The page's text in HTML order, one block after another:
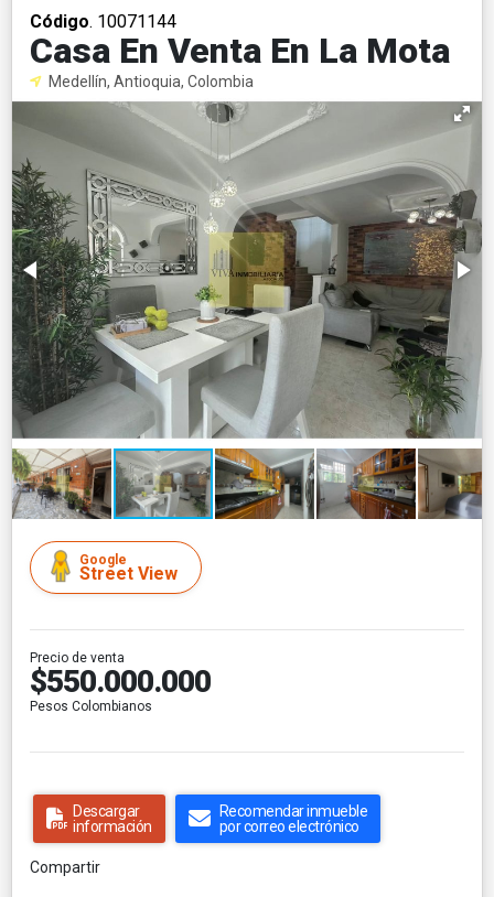
Código. 10071144
Casa En Venta En La Mota
Medellín, Antioquia, Colombia
Google
Street View
Precio de venta
$550.000.000
Pesos Colombianos
Descargar
información
Recomendar inmueble
por correo electrónico
Compartir